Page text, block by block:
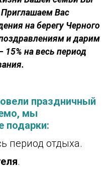
Вас
на берегу Черного
и дарим
на весь период
праздничный
мы
подарки:
период отдыха.
.